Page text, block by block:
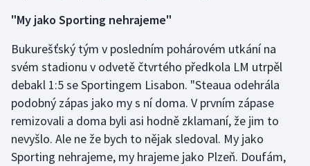
Lyže a snowboard
Moderní pětiboj
Motorsport
Olympijské hry
Parasport
"My jako Sporting nehrajeme"
Bukurešťský tým v posledním pohárovém utkání na
svém stadionu v odvetě čtvrtého předkola LM utrpěl
debakl 1:5 se Sportingem Lisabon. "Steaua odehrála
podobný zápas jako my s ní doma. V prvním zápase
remizovali a doma byli asi hodně zklamaní, že jim to
nevyšlo. Ale ne že bych to nějak sledoval. My jako
Sporting nehrajeme, my hrajeme jako Plzeň. Doufám,